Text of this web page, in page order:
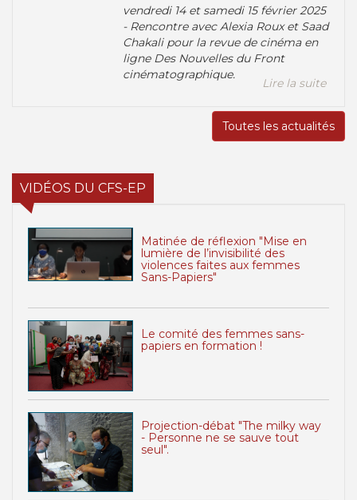
vendredi 14 et samedi 15 février 2025
- Rencontre avec Alexia Roux et Saad
Chakali pour la revue de cinéma en
ligne Des Nouvelles du Front
cinématographique.
Lire la suite
Toutes les actualités
VIDÉOS DU CFS-EP
Matinée de réflexion "Mise en
lumière de l’invisibilité des
violences faites aux femmes
Sans-Papiers"
Le comité des femmes sans-
papiers en formation !
Projection-débat "The milky way
- Personne ne se sauve tout
seul".